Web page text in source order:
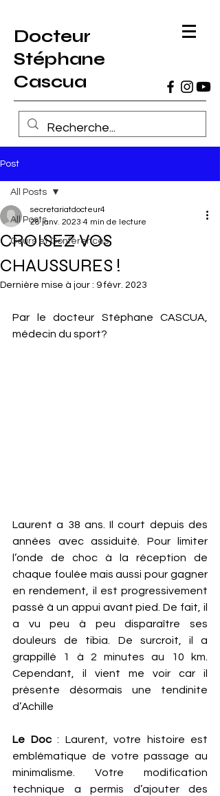
Docteur
Stéphane
Cascua
Post
All Posts
Cours et Conférences
All Posts
CROISEZ VOS
CHAUSSURES !
secretariatdocteur4
28 janv. 2023 4 min de lecture
Dernière mise à jour : 9 févr. 2023
Par le docteur Stéphane CASCUA,
médecin du sport?
Laurent a 38 ans. Il court depuis des
années avec assiduité. Pour limiter
l’onde de choc à la réception de
chaque foulée mais aussi pour gagner
en rendement, il est progressivement
passé à un appui avant pied. De fait, il
a vu peu à peu disparaître ses
douleurs de tibia. De surcroit, il a
grappillé 1 à 2 minutes au 10 km.
Cependant, il vient me voir car il
présente désormais une tendinite
d’Achille
Le Doc : Laurent, votre histoire est
emblématique de votre passage au
minimalisme. Votre modification
technique a permis d’ajouter des